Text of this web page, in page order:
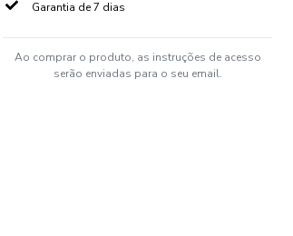
Garantia de 7 dias
Ao comprar o produto, as instruções de acesso
serão enviadas para o seu email.